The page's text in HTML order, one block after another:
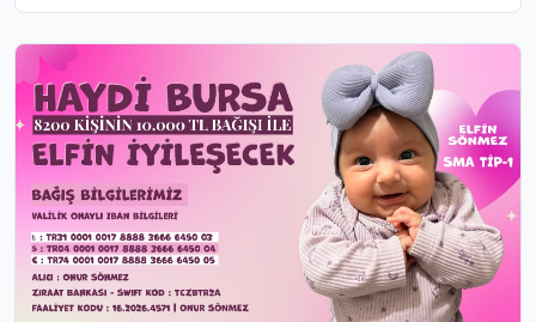
dinledi. Samimi görüntülere sahne olan buluşmada
dayanışma ve farkındalık mesajları ön plana çıktı. Başkan
Karabatı, “Engelleri birlikte aşabiliriz” mesajı vererek
engelsiz yaşam için çalışmaların süreceğini vurguladı.